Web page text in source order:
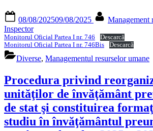
on
08/08/202509/08/2025
Management
Inspector
Monitorul Oficial Partea I nr. 746
Descarcă
Monitorul Oficial Partea I nr. 746Bis
Descarcă
Diverse, Managementul resurselor umane
Procedura privind
unităţilor de învăţământ
de stat şi constituirea
studiu în învăţământul